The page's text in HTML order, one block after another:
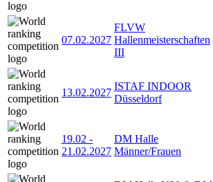
07.02.2027
FLVW
Hallenmeisterschaften
III
13.02.2027
ISTAF INDOOR
Düsseldorf
19.02 -
21.02.2027
DM Halle
Männer/Frauen